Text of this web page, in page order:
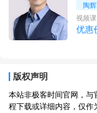
陶辉
视频课|
优惠
版权声明
本站非极客时间官网，
程下载或详细内容，仅